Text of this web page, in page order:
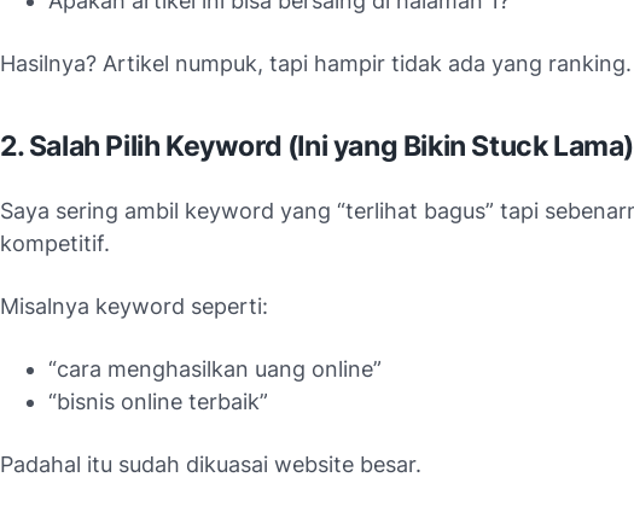
Hasilnya? Artikel numpuk, tapi hampir tidak ada yang ranking.
2. Salah Pilih Keyword (Ini yang Bikin Stuck Lama)
Saya sering ambil keyword yang “terlihat bagus” tapi
kompetitif.
Misalnya keyword seperti:
“cara menghasilkan uang online”
“bisnis online terbaik”
Padahal itu sudah dikuasai website besar.